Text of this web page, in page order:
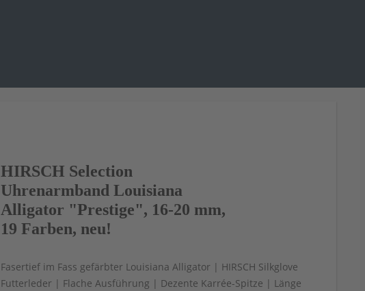
HIRSCH Selection
Uhrenarmband Louisiana
Alligator "Prestige", 16-20 mm,
19 Farben, neu!
Fasertief im Fass gefärbter Louisiana Alligator | HIRSCH Silkglove
Futterleder | Flache Ausführung | Dezente Karrée-Spitze | Länge